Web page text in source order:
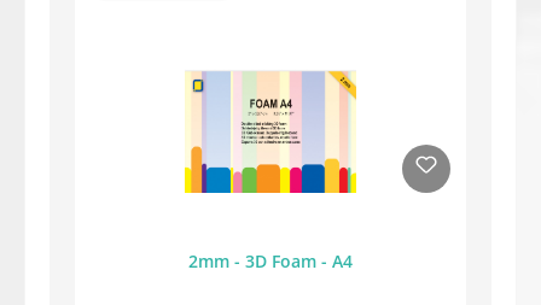
2mm - 3D Foam - A4